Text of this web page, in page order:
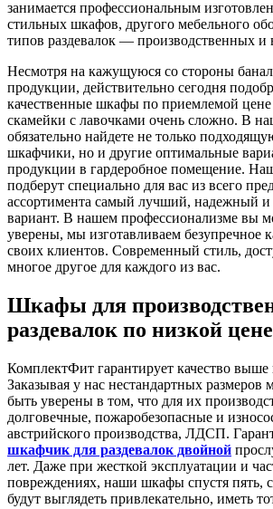
занимается профессиональным
стильных шкафов, другого мебельного
типов раздевалок — производственных и
Несмотря на кажущуюся со стороны
продукции, действительно сегодня
качественные шкафы по приемлемой
скамейки с лавочками очень сложно. В
обязательно найдете не только
шкафчики, но и другие оптимальные
продукции в гардеробное помещение.
подберут специально для вас из всего
ассортимента самый лучший, надежный
вариант. В нашем профессионализме вы
уверены, мы изготавливаем безупречное
своих клиентов. Современный стиль,
многое другое для каждого из вас.
Шкафы для
раздевалок по низкой цене
КомплектФит гарантирует качество выше
Заказывая у нас нестандартных размеров
быть уверены в том, что для их
долговечные, пожаробезопасные и
австрийского производства, ЛДСП.
шкафчик для раздевалок двойной
лет. Даже при жесткой эксплуатации и
повреждениях, наши шкафы спустя пять,
будут выглядеть привлекательно, иметь